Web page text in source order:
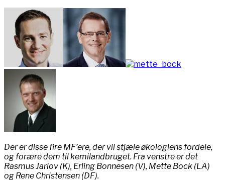
Der er disse fire MF’ere, der vil stjæle økologiens fordele,
og forære dem til kemilandbruget. Fra venstre er det
Rasmus Jarlov (K), Erling Bonnesen (V), Mette Bock (LA)
og Rene Christensen (DF).